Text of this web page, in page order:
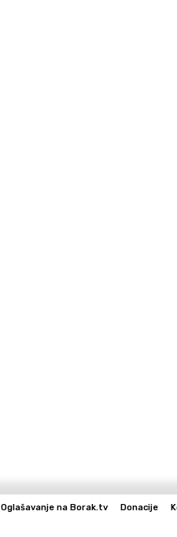
Oglašavanje na Borak.tv Donacije